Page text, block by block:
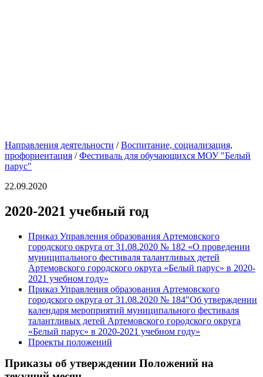
Направления деятельности /Воспитание, социализация,
профориентация /Фестиваль для обучающихся МОУ "Белый
парус"
22.09.2020
2020-2021 учебный год
Приказ Управления образования Артемовского
городского округа от 31.08.2020 № 182 «О проведении
муниципального фестиваля талантливых детей
Артемовского городского округа «Белый парус» в 2020-
2021 учебном году»
Приказ Управления образования Артемовского
городского округа от 31.08.2020 № 184″Об утверждении
календаря мероприятий муниципального фестиваля
талантливых детей Артемовского городского округа
«Белый парус» в 2020-2021 учебном году»
Проекты положений
Приказы об утверждении Положений на